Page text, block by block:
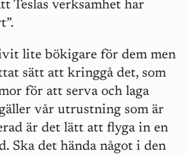
Teslas verksamhet har
lite bökigare för dem men
sätt att kringgå det, som
för att serva och laga
vår utrustning som är
är det lätt att flyga in en
Ska det hända något i den